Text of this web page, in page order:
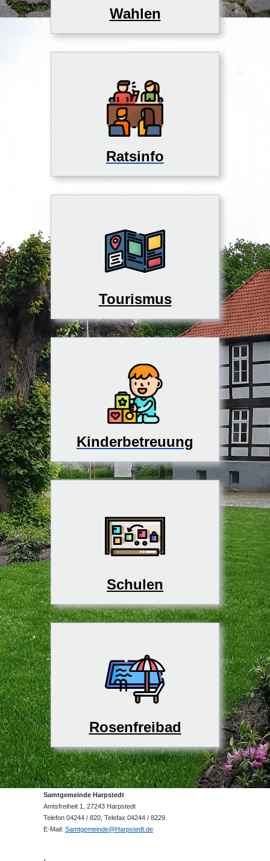
Wahlen
Ratsinfo
Tourismus
Kinderbetreuung
Schulen
Rosenfreibad
Samtgemeinde Harpstedt
Amtsfreiheit 1, 27243 Harpstedt
Telefon 04244 / 820, Telefax 04244 / 8229
E-Mail: Samtgemeinde@Harpstedt.de